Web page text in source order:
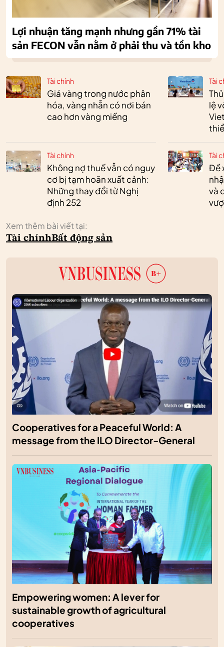
Tài chính
Giá vàng trong nước phân
hóa, vàng nhẫn có nơi bán
cao hơn vàng miếng
Tài chính
Không nợ thuế vẫn có nguy
cơ bị tạm hoãn xuất cảnh:
Những thay đổi từ Nghị
định 252
Tài
lệ
Tài
Đề
và
Xem thêm bài viết tại:
Tài chínhBất động sản
Lợi nhuận tăng mạnh nhưng gần 71% tài
sản FECON vẫn nằm ở phải thu và tồn kho
Cooperatives for a Peaceful World: A
message from the ILO Director-General
Empowering women: A lever for
sustainable growth of agricultural
cooperatives